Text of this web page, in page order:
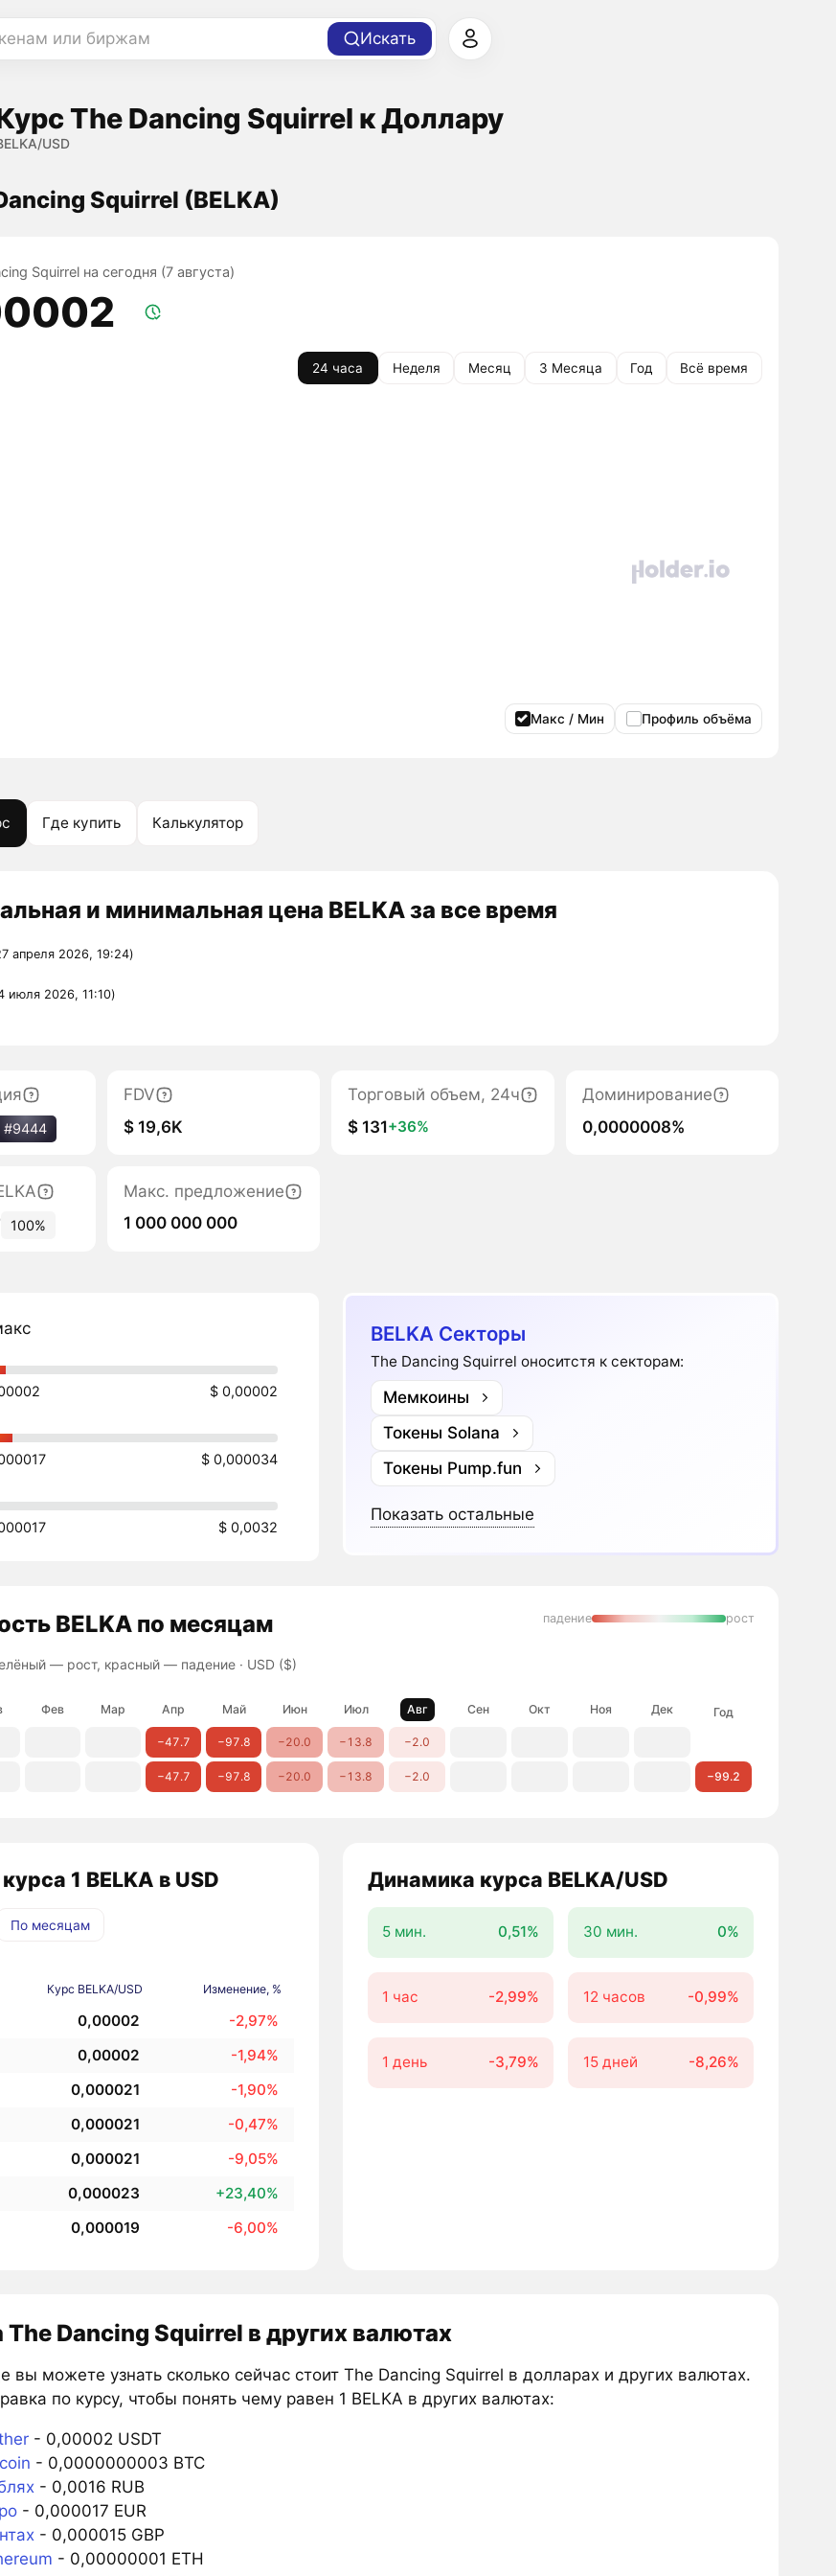
или биржам Искать
The Dancing Squirrel к Доллару
USD
Squirrel (BELKA)
Squirrel на сегодня (7 августа)
24 часа Неделя Месяц 3 Месяца Год Всё время
Макс / Мин Профиль объёма
Где купить Калькулятор
и минимальная цена BELKA за все время
апреля 2026, 19:24)
июля 2026, 11:10)
#9444
FDV
$ 19,6K
Торговый объем, 24ч
$ 131+36%
Доминирование
0,0000008%
100%
Макс. предложение
1 000 000 000
$ 0,00002
$ 0,000034
$ 0,0032
BELKA Секторы
The Dancing Squirrel оноситстя к секторам:
Мемкоины
Токены Solana
Токены Pump.fun
Показать остальные
BELKA по месяцам
— рост, красный — падение· USD ($)
падение рост
Фев Мар Апр Май Июн Июл Авг Сен Окт Ноя Дек Год
−47.7 −97.8 −20.0 −13.8 −2.0
−47.7 −97.8 −20.0 −13.8 −2.0 −99.2
1 BELKA в USD
По месяцам
Курс BELKA/USD Изменение, %
0,00002 -2,97%
0,00002 -1,94%
0,000021 -1,90%
0,000021 -0,47%
0,000021 -9,05%
0,000023 +23,40%
0,000019 -6,00%
Динамика курса BELKA/USD
5 мин. 0,51% 30 мин. 0%
1 час -2,99% 12 часов -0,99%
1 день -3,79% 15 дней -8,26%
Dancing Squirrel в других валютах
вы можете узнать сколько сейчас стоит The Dancing Squirrel в долларах и других валютах.
по курсу, чтобы понять чему равен 1 BELKA в других валютах:
- 0,00002 USDT
- 0,0000000003 BTC
- 0,0016 RUB
- 0,000017 EUR
- 0,000015 GBP
- 0,00000001 ETH